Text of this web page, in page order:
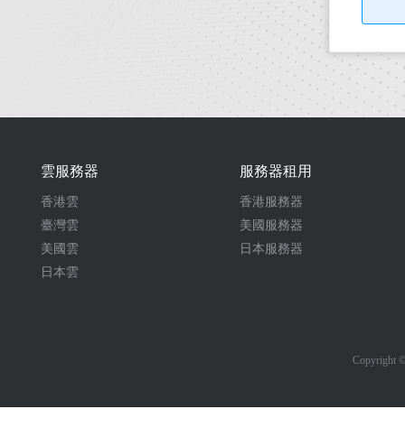
雲服務器
香港雲
臺灣雲
美國雲
日本雲
服務器租用
香港服務器
美國服務器
日本服務器
Copyright